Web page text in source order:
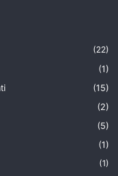
(22)
(1)
(15)
(2)
(5)
(1)
(1)